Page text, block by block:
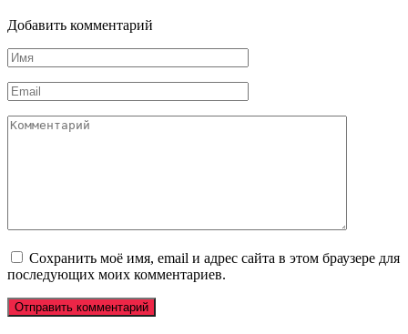
Добавить комментарий
Имя
*
Email
*
Комментарий
Сохранить моё имя, email и адрес сайта в этом браузере для
последующих моих комментариев.